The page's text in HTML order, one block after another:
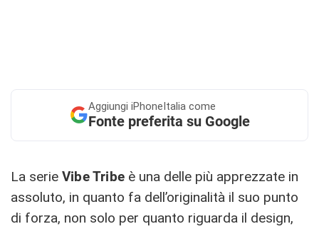
Aggiungi iPhoneItalia come
Fonte preferita su Google
La serie Vibe Tribe è una delle più apprezzate in
assoluto, in quanto fa dell’originalità il suo punto
di forza, non solo per quanto riguarda il design,